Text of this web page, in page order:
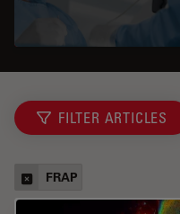
FILTER ARTICLES
FRAP